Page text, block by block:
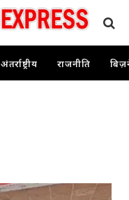
अंतर्राष्ट्रीय राजनीति